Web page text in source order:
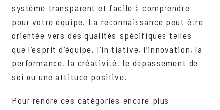
système transparent et facile à comprendre
pour votre équipe. La reconnaissance peut être
orientée vers des qualités spécifiques telles
que l’esprit d’équipe, l’initiative, l’innovation, la
performance, la créativité, le dépassement de
soi ou une attitude positive.
Pour rendre ces catégories encore plus